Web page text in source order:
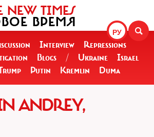
РУ
NEW TIMES
ВРЕМЯ
Interview
Repressions
Blogs / Ukraine
Israel
Putin Kremlin Duma
ANDREY,